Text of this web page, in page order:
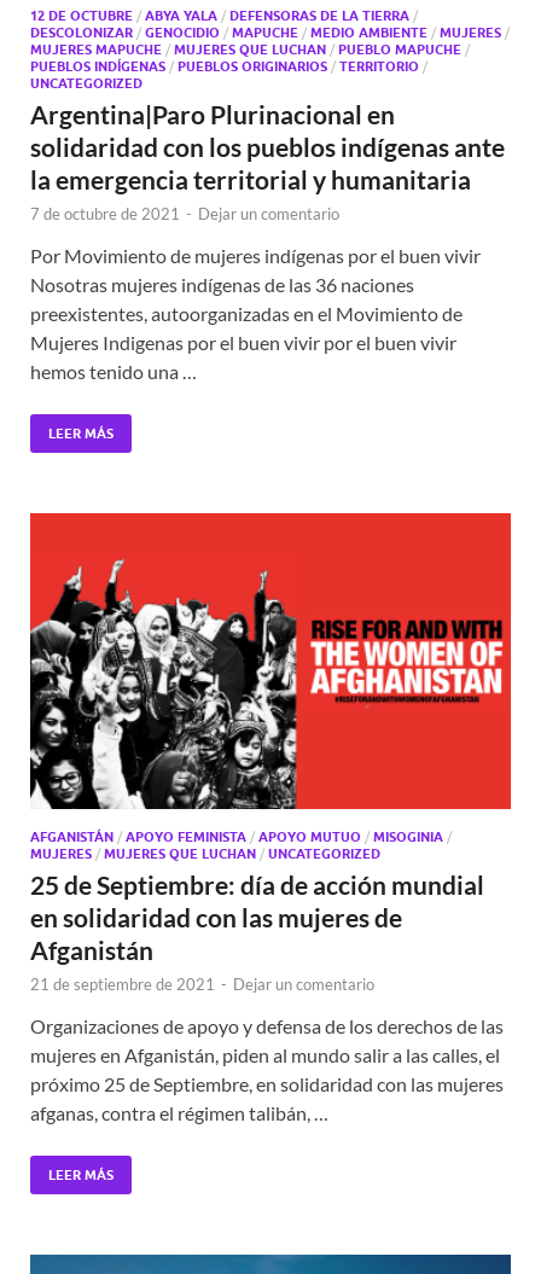
12 DE OCTUBRE / ABYA YALA / DEFENSORAS DE LA TIERRA /
DESCOLONIZAR / GENOCIDIO / MAPUCHE / MEDIO AMBIENTE / MUJERES /
MUJERES MAPUCHE / MUJERES QUE LUCHAN / PUEBLO MAPUCHE /
PUEBLOS INDÍGENAS / PUEBLOS ORIGINARIOS / TERRITORIO /
UNCATEGORIZED
Argentina|Paro Plurinacional en
solidaridad con los pueblos indígenas ante
la emergencia territorial y humanitaria
7 de octubre de 2021 - Dejar un comentario
Por Movimiento de mujeres indígenas por el buen vivir
Nosotras mujeres indígenas de las 36 naciones
preexistentes, autoorganizadas en el Movimiento de
Mujeres Indigenas por el buen vivir por el buen vivir
hemos tenido una …
LEER MÁS
AFGANISTÁN / APOYO FEMINISTA / APOYO MUTUO / MISOGINIA /
MUJERES / MUJERES QUE LUCHAN / UNCATEGORIZED
25 de Septiembre: día de acción mundial
en solidaridad con las mujeres de
Afganistán
21 de septiembre de 2021 - Dejar un comentario
Organizaciones de apoyo y defensa de los derechos de las
mujeres en Afganistán, piden al mundo salir a las calles, el
próximo 25 de Septiembre, en solidaridad con las mujeres
afganas, contra el régimen talibán, …
LEER MÁS